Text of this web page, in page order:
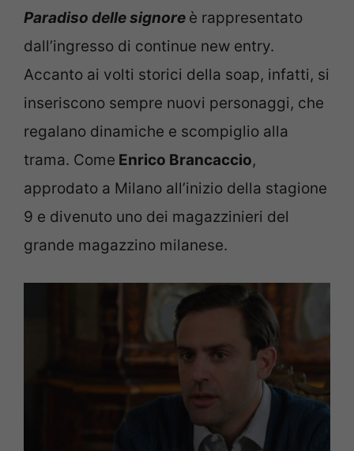
Paradiso delle signore è rappresentato
dall’ingresso di continue new entry.
Accanto ai volti storici della soap, infatti, si
inseriscono sempre nuovi personaggi, che
regalano dinamiche e scompiglio alla
trama. Come Enrico Brancaccio,
approdato a Milano all’inizio della stagione
9 e divenuto uno dei magazzinieri del
grande magazzino milanese.